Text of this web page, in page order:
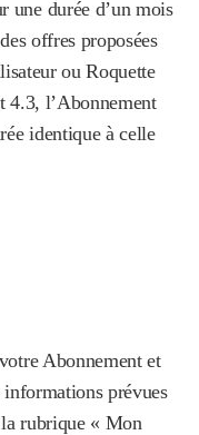
une durée d’un mois
offres proposées
ou Roquette
4.3, l’Abonnement
identique à celle
Abonnement et
prévues
rubrique « Mon